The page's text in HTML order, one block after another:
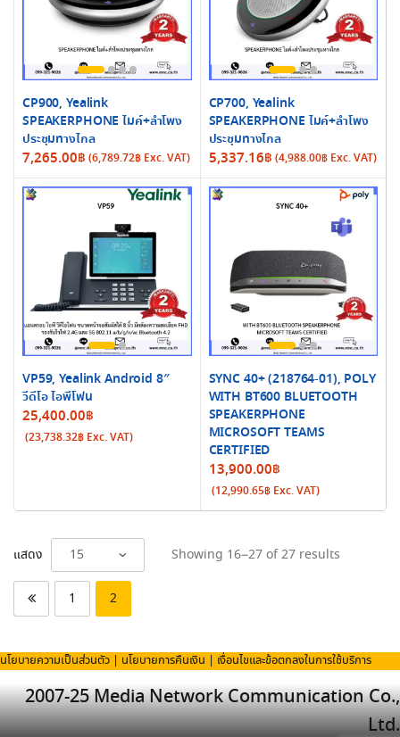
CP900, Yealink
SPEAKERPHONE ไมค์+ลำโพง
ประชุมทางไกล
7,265.00฿ (6,789.72฿ Exc. VAT)
CP700, Yealink
SPEAKERPHONE ไมค์+ลำโพง
ประชุมทางไกล
5,337.16฿ (4,988.00฿Exc. VAT)
VP59, Yealink Android 8″
วีดีโอ ไอพีโฟน
25,400.00฿
(23,738.32฿ Exc. VAT)
SYNC 40+ (218764-01), POLY
WITH BT600 BLUETOOTH
SPEAKERPHONE
MICROSOFT TEAMS
CERTIFIED
13,900.00฿
(12,990.65฿Exc. VAT)
แสดง Showing 16–27 of 27 results
1 2
นโยบายความเป็นส่วนตัว | นโยบายการคืนเงิน | เงื่อนไขและข้อตกลงในการใช้บริการ
2007-25 Media Network Communication Co.,
Ltd.